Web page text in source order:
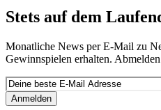
Stets auf dem
Monatliche News per E-Mail zu
Gewinnspielen erhalten.
Anmelden